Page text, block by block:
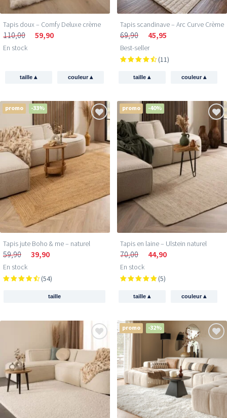
Tapis doux – Comfy Deluxe crème
110,00 59,90
En stock
taille▴ couleur▴
Tapis scandinave – Arc Curve Crème
69,90 45,95
Best-seller
(11)
taille▴ couleur▴
promo -33%
Tapis jute Boho & me – naturel
59,90 39,90
En stock
(54)
taille
promo -40%
Tapis en laine – Ulstein naturel
70,00 44,90
En stock
(5)
taille▴ couleur▴
promo -32%